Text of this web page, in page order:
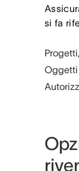
si fa
Oggetti